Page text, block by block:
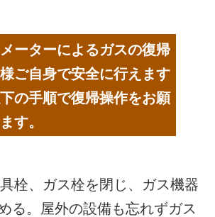
ーターによるガスの復帰
ご自身で安全に行えます
の手順で復帰操作をお願
す。
栓、ガス栓を閉じ、ガス機器
る。屋外の設備も忘れずガス